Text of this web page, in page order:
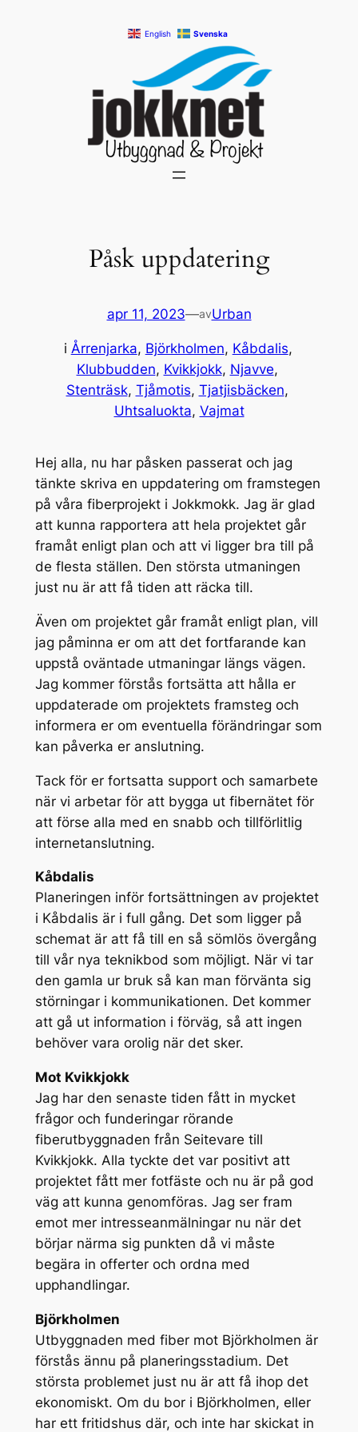
English Svenska
Påsk uppdatering
apr 11, 2023—avUrban
i Årrenjarka, Björkholmen, Kåbdalis
Klubbudden, Kvikkjokk, Njavve
Stenträsk, Tjåmotis, Tjatjisbäcken
Uhtsaluokta, Vajmat
Hej alla, nu har påsken passerat och jag
tänkte skriva en uppdatering om framstegen
på våra fiberprojekt i Jokkmokk. Jag är glad
att kunna rapportera att hela projektet går
framåt enligt plan och att vi ligger bra till på
de flesta ställen. Den största utmaningen
just nu är att få tiden att räcka till.
Även om projektet går framåt enligt plan, vill
jag påminna er om att det fortfarande kan
uppstå oväntade utmaningar längs vägen.
Jag kommer förstås fortsätta att hålla er
uppdaterade om projektets framsteg och
informera er om eventuella förändringar som
kan påverka er anslutning.
Tack för er fortsatta support och samarbete
när vi arbetar för att bygga ut fibernätet för
att förse alla med en snabb och tillförlitlig
internetanslutning.
Kåbdalis
Planeringen inför fortsättningen av projektet
i Kåbdalis är i full gång. Det som ligger på
schemat är att få till en så sömlös övergång
till vår nya teknikbod som möjligt. När vi tar
den gamla ur bruk så kan man förvänta sig
störningar i kommunikationen. Det kommer
att gå ut information i förväg, så att ingen
behöver vara orolig när det sker.
Mot Kvikkjokk
Jag har den senaste tiden fått in mycket
frågor och funderingar rörande
fiberutbyggnaden från Seitevare till
Kvikkjokk. Alla tyckte det var positivt att
projektet fått mer fotfäste och nu är på god
väg att kunna genomföras. Jag ser fram
emot mer intresseanmälningar nu när det
börjar närma sig punkten då vi måste
begära in offerter och ordna med
upphandlingar.
Björkholmen
Utbyggnaden med fiber mot Björkholmen är
förstås ännu på planeringsstadium. Det
största problemet just nu är att få ihop det
ekonomiskt. Om du bor i Björkholmen, eller
har ett fritidshus där, och inte har skickat in